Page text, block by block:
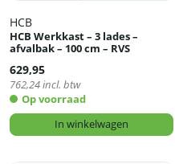
HCB
HCB Werkkast – 3 lades –
afvalbak – 100 cm – RVS
629,95
762,24incl. btw
Op voorraad
In winkelwagen